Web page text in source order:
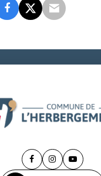
Lien Lien Lien